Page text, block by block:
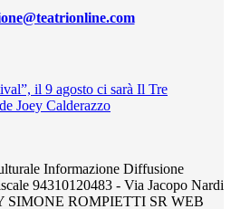
il 9 agosto ci sarà Il Tre
Joey Calderazzo
Informazione Diffusione
94310120483 - Via Jacopo Nardi
SIMONE ROMPIETTI SR WEB